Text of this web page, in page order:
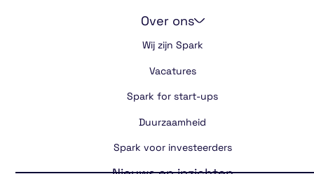
Over ons
Wij zijn Spark
Vacatures
Spark for start-ups
Duurzaamheid
Spark voor investeerders